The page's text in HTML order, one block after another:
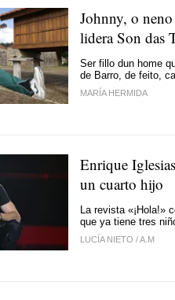
Johnny, o
lidera Son das
Ser fillo dun home
de Barro, de feito,
MARÍA HERMIDA
Enrique
un cuarto hijo
La revista «¡Hola!»
que ya tiene tres
LUCÍA NIETO /A.M